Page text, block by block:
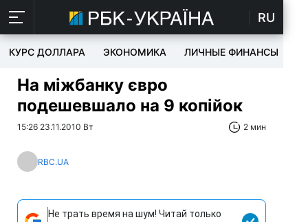
RU
КУРС ДОЛЛАРА ЭКОНОМИКА ЛИЧНЫЕ ФИНАНСЫ
На міжбанку євро
подешевшало на 9 копійок
15:26 23.11.2010 Вт 2 мин
RBC.UA
Не трать время на шум! Читай только